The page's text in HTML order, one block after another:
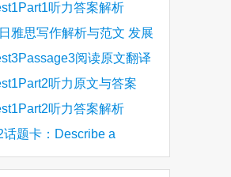
听力答案解析
Country Park
雅思写作解析与范文 发展
你写高分范文阅读原文翻译
speech translation
能语言翻译
听力原文与答案
Association
听力答案解析
Association
话题卡：Describe a
(e.g. an artist, a musician,